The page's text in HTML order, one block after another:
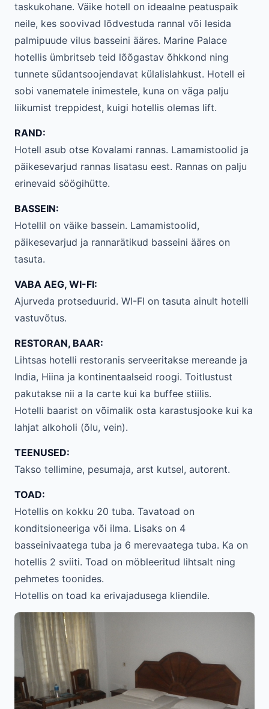
taskukohane. Väike hotell on ideaalne peatuspaik
neile, kes soovivad lõdvestuda rannal või lesida
palmipuude vilus basseini ääres. Marine Palace
hotellis ümbritseb teid lõõgastav õhkkond ning
tunnete südantsoojendavat külalislahkust. Hotell ei
sobi vanematele inimestele, kuna on väga palju
liikumist treppidest, kuigi hotellis olemas lift.
RAND:
Hotell asub otse Kovalami rannas. Lamamistoolid ja
päikesevarjud rannas lisatasu eest. Rannas on palju
erinevaid söögihütte.
BASSEIN:
Hotellil on väike bassein. Lamamistoolid,
päikesevarjud ja rannarätikud basseini ääres on
tasuta.
VABA AEG, WI-FI:
Ajurveda protseduurid. WI-FI on tasuta ainult hotelli
vastuvõtus.
RESTORAN, BAAR:
Lihtsas hotelli restoranis serveeritakse mereande ja
India, Hiina ja kontinentaalseid roogi. Toitlustust
pakutakse nii a la carte kui ka buffee stiilis.
Hotelli baarist on võimalik osta karastusjooke kui ka
lahjat alkoholi (õlu, vein).
TEENUSED:
Takso tellimine, pesumaja, arst kutsel, autorent.
TOAD:
Hotellis on kokku 20 tuba. Tavatoad on
konditsioneeriga või ilma. Lisaks on 4
basseinivaatega tuba ja 6 merevaatega tuba. Ka on
hotellis 2 sviiti. Toad on möbleeritud lihtsalt ning
pehmetes toonides.
Hotellis on toad ka erivajadusega kliendile.